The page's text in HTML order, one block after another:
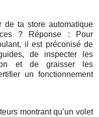
de ta store automatique
? Réponse : Pour
il est préconisé de
de inspecter les
et de graisser les
un fonctionnement
montrant qu’un volet